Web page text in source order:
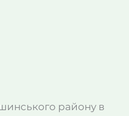
району в